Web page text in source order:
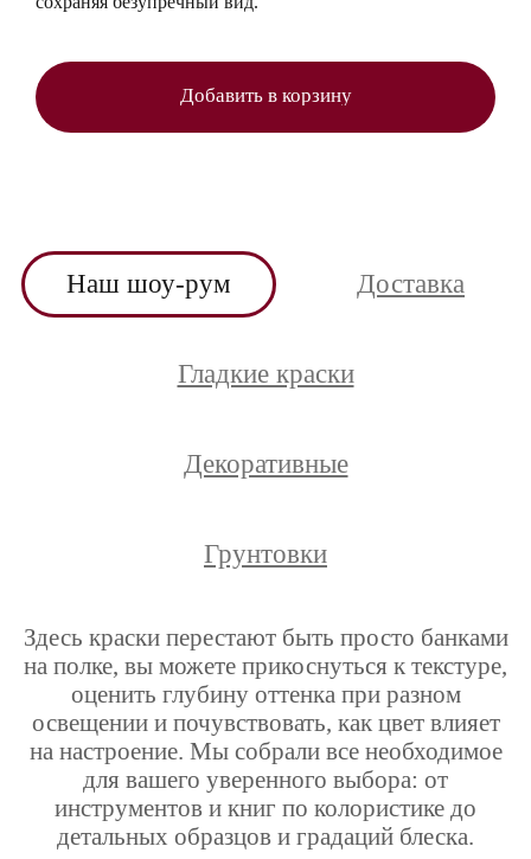
Добавить в корзину
Наш шоу-рум Доставка
Гладкие краски
Декоративные
Грунтовки
Здесь краски перестают быть просто банками
на полке, вы можете прикоснуться к текстуре,
оценить глубину оттенка при разном
освещении и почувствовать, как цвет влияет
на настроение. Мы собрали все необходимое
для вашего уверенного выбора: от
инструментов и книг по колористике до
детальных образцов и градаций блеска.